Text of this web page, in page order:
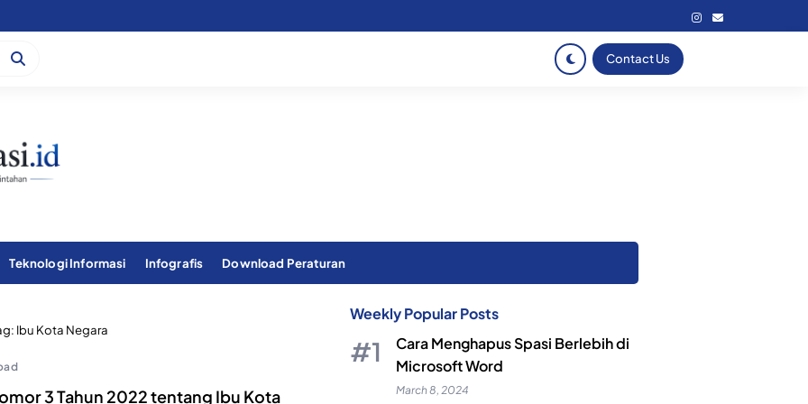
Contact Us
Teknologi Informasi Infografis Download Peraturan
Ibu Kota Negara
3 Tahun 2022 tentang Ibu Kota
Weekly Popular Posts
Cara Menghapus Spasi Berlebih di
Microsoft Word
March 8, 2024